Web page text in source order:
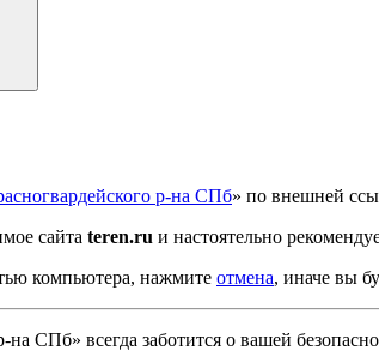
р-на СПб» по внешней
сайта teren.ru и настоятельно
компьютера, нажмите отмена, иначе вы
СПб» всегда заботится о вашей